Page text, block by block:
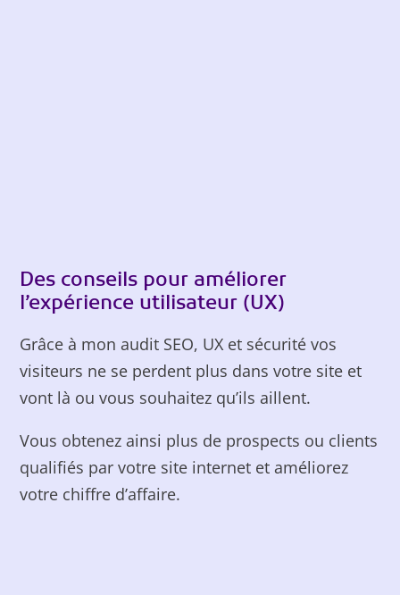
Des conseils pour améliorer
l’expérience utilisateur (UX)
Grâce à mon audit SEO, UX et sécurité vos
visiteurs ne se perdent plus dans votre site et
vont là ou vous souhaitez qu’ils aillent.
Vous obtenez ainsi plus de prospects ou clients
qualifiés par votre site internet et améliorez
votre chiffre d’affaire.